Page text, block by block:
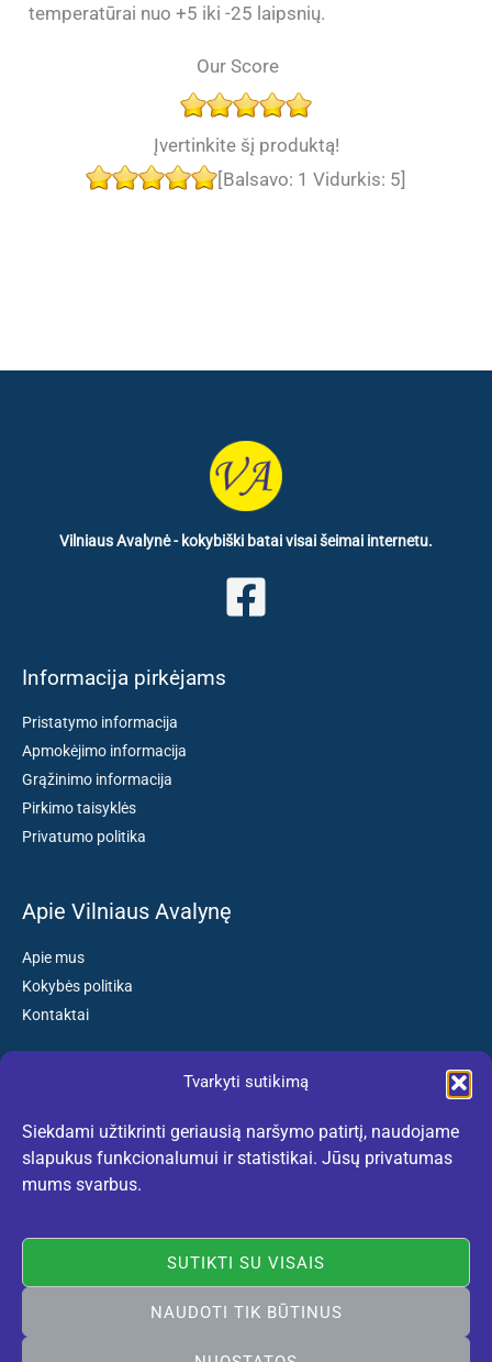
Tvarkyti sutikimą
Siekdami užtikrinti geriausią naršymo patirtį, naudojame
slapukus funkcionalumui ir statistikai. Jūsų privatumas
mums svarbus.
SUTIKTI SU VISAIS
NAUDOTI TIK BŪTINUS
temperatūrai nuo +5 iki -25 laipsnių.
Our Score
Įvertinkite šį produktą!
[Balsavo: 1 Vidurkis: 5]
Vilniaus Avalynė - kokybiški batai visai šeimai internetu.
Informacija pirkėjams
Pristatymo informacija
Apmokėjimo informacija
Grąžinimo informacija
Pirkimo taisyklės
Privatumo politika
Apie Vilniaus Avalynę
Apie mus
Kokybės politika
Kontaktai
El. paštas: kokybiskibatai@gmail.com
Tel. +370 659 77132